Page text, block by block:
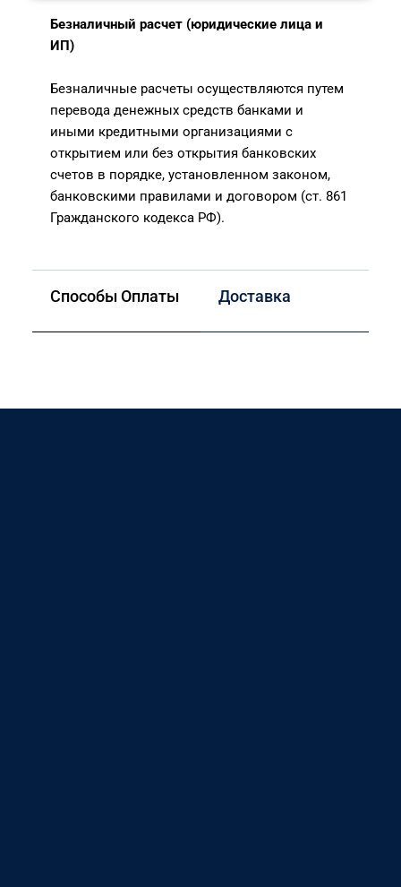
Безналичный расчет (юридические лица и
ИП)
Безналичные расчеты осуществляются путем
перевода денежных средств банками и
иными кредитными организациями с
открытием или без открытия банковских
счетов в порядке, установленном законом,
банковскими правилами и договором (ст. 861
Гражданского кодекса РФ).
Способы Оплаты Доставка